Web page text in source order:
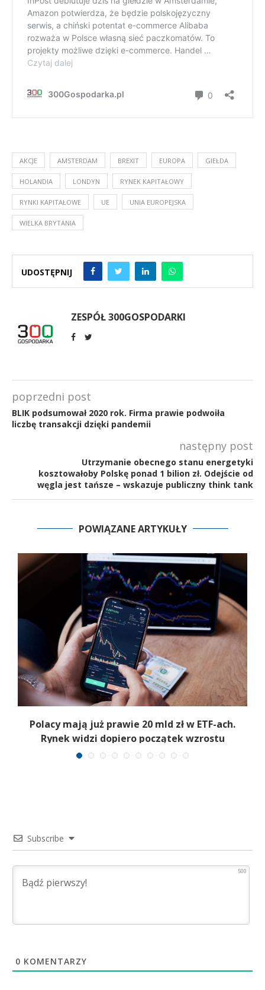
AKCJE AMSTERDAM BREXIT EUROPA GIEŁDA
HOLANDIA LONDYN RYNEK KAPITAŁOWY
RYNKI KAPITAŁOWE UE UNIA EUROPEJSKA
WIELKA BRYTANIA
UDOSTĘPNIJ
ZESPÓŁ 300GOSPODARKI
poprzedni post
BLIK podsumował 2020 rok. Firma prawie podwoiła
liczbę transakcji dzięki pandemii
następny post
Utrzymanie obecnego stanu energetyki
kosztowałoby Polskę ponad 1 bilion zł. Odejście od
węgla jest tańsze – wskazuje publiczny think tank
POWIĄZANE ARTYKUŁY
Polacy mają już prawie 20 mld zł w ETF-ach.
Rynek widzi dopiero początek wzrostu
Subscribe
500
0 KOMENTARZY